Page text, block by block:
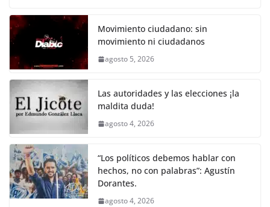
k
c
e
b
o
o
k
itt
er s
A
p
y
Li
k
gr
a
e
Movimiento ciudadano: sin
movimiento ni ciudadanos
agosto 5, 2026
Las autoridades y las elecciones ¡la
maldita duda!
agosto 4, 2026
“Los políticos debemos hablar con
hechos, no con palabras”: Agustín
Dorantes.
agosto 4, 2026